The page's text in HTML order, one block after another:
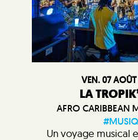
VEN. 07
LA
AFRO CARIBBEAN
Un voyage musical